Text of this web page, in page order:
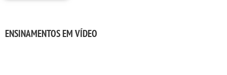
ENSINAMENTOS EM VÍDEO